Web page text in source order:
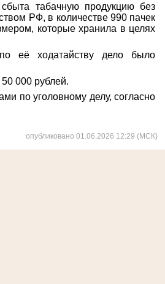
табачную продукцию без
РФ, в количестве 990 пачек
которые хранила в целях
её ходатайству дело было
000 рублей.
по уголовному делу, согласно
опубликовано 01.06.2026 12:29 (МСК)